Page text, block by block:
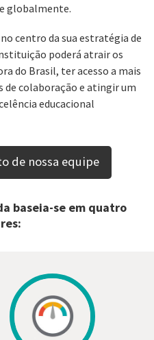
globalmente.
centro da sua estratégia de
poderá atrair os
do Brasil, ter acesso a mais
colaboração e atingir um
educacional
de nossa equipe
baseia-se em quatro